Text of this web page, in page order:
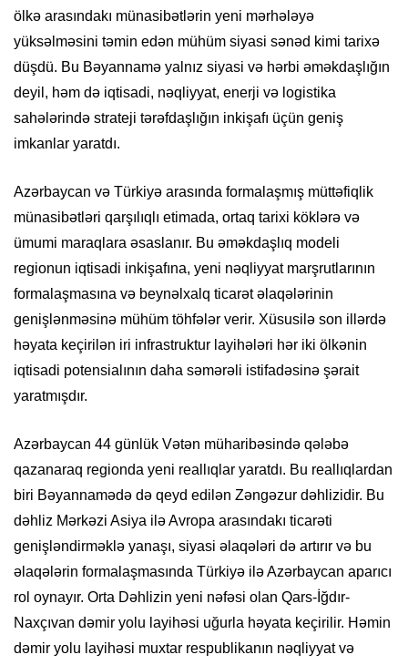
ölkə arasındakı münasibətlərin yeni mərhələyə
yüksəlməsini təmin edən mühüm siyasi sənəd kimi tarixə
düşdü. Bu Bəyannamə yalnız siyasi və hərbi əməkdaşlığın
deyil, həm də iqtisadi, nəqliyyat, enerji və logistika
sahələrində strateji tərəfdaşlığın inkişafı üçün geniş
imkanlar yaratdı.
Azərbaycan və Türkiyə arasında formalaşmış müttəfiqlik
münasibətləri qarşılıqlı etimada, ortaq tarixi köklərə və
ümumi maraqlara əsaslanır. Bu əməkdaşlıq modeli
regionun iqtisadi inkişafına, yeni nəqliyyat marşrutlarının
formalaşmasına və beynəlxalq ticarət əlaqələrinin
genişlənməsinə mühüm töhfələr verir. Xüsusilə son illərdə
həyata keçirilən iri infrastruktur layihələri hər iki ölkənin
iqtisadi potensialının daha səmərəli istifadəsinə şərait
yaratmışdır.
Azərbaycan 44 günlük Vətən müharibəsində qələbə
qazanaraq regionda yeni reallıqlar yaratdı. Bu reallıqlardan
biri Bəyannamədə də qeyd edilən Zəngəzur dəhlizidir. Bu
dəhliz Mərkəzi Asiya ilə Avropa arasındakı ticarəti
genişləndirməklə yanaşı, siyasi əlaqələri də artırır və bu
əlaqələrin formalaşmasında Türkiyə ilə Azərbaycan aparıcı
rol oynayır. Orta Dəhlizin yeni nəfəsi olan Qars-İğdır-
Naxçıvan dəmir yolu layihəsi uğurla həyata keçirilir. Həmin
dəmir yolu layihəsi muxtar respublikanın nəqliyyat və